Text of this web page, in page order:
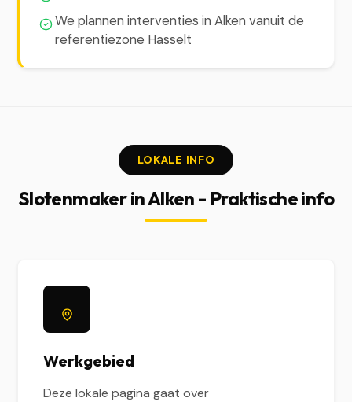
We plannen interventies in Alken vanuit de
referentiezone Hasselt
LOKALE INFO
Slotenmaker in Alken - Praktische info
Werkgebied
Deze lokale pagina gaat over